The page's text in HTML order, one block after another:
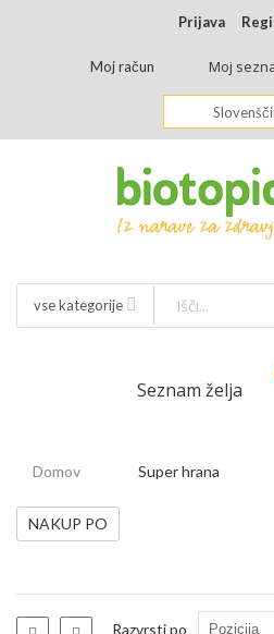
Prijava
Moj račun Moj
vse kategorije
Seznam želja
Domov Super hrana
Razvrsti po
NAKUP PO